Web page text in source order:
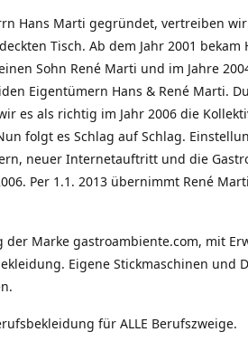
Hans Marti gegründet, vertreiben
Tisch. Ab dem Jahr 2001 bekam
Sohn René Marti und im Jahre
Eigentümern Hans & René Marti.
es als richtig im Jahr 2006 die
folgt es Schlag auf Schlag.
neuer Internetauftritt und die
Per 1.1. 2013 übernimmt René
der Marke gastroambiente.com, mit
Eigene Stickmaschinen und
für ALLE Berufszweige.